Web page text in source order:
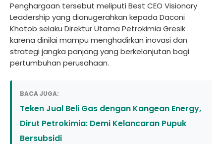
Penghargaan tersebut meliputi Best CEO Visionary
Leadership yang dianugerahkan kepada Daconi
Khotob selaku Direktur Utama Petrokimia Gresik
karena dinilai mampu menghadirkan inovasi dan
strategi jangka panjang yang berkelanjutan bagi
pertumbuhan perusahaan.
BACA JUGA:
Teken Jual Beli Gas dengan Kangean Energy,
Dirut Petrokimia: Demi Kelancaran Pupuk
Bersubsidi